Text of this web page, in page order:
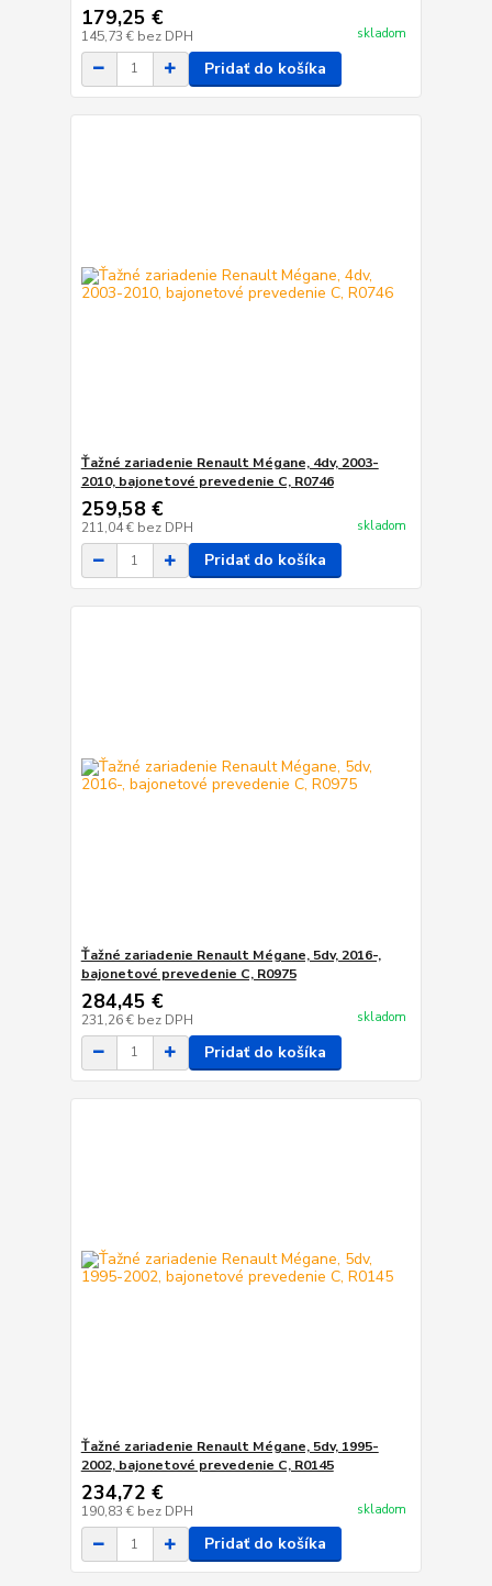
179,25 €
145,73 € bez DPH skladom
Pridať do košíka
Ťažné zariadenie Renault Mégane, 4dv, 2003-
2010, bajonetové prevedenie C, R0746
259,58 €
211,04 € bez DPH skladom
Pridať do košíka
Ťažné zariadenie Renault Mégane, 5dv, 2016-,
bajonetové prevedenie C, R0975
284,45 €
231,26 € bez DPH skladom
Pridať do košíka
Ťažné zariadenie Renault Mégane, 5dv, 1995-
2002, bajonetové prevedenie C, R0145
234,72 €
190,83 € bez DPH skladom
Pridať do košíka